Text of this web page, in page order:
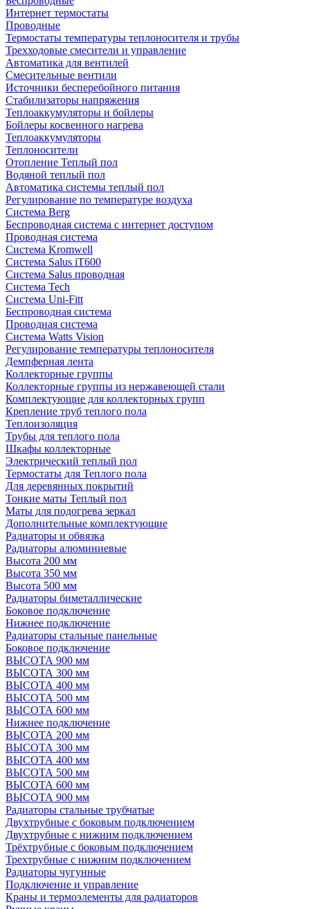
Интернет термостаты
Проводные
Термостаты температуры теплоносителя и трубы
Трехходовые смесители и управление
Автоматика для вентилей
Смесительные вентили
Источники бесперебойного питания
Стабилизаторы напряжения
Теплоаккумуляторы и бойлеры
Бойлеры косвенного нагрева
Теплоаккумуляторы
Теплоносители
Отопление Теплый пол
Водяной теплый пол
Автоматика системы теплый пол
Регулирование по температуре воздуха
Система Berg
Беспроводная система с интернет доступом
Проводная система
Система Kromwell
Система Salus iT600
Система Salus проводная
Система Tech
Система Uni-Fitt
Беспроводная система
Проводная система
Система Watts Vision
Регулирование температуры теплоносителя
Демпферная лента
Коллекторные группы
Коллекторные группы из нержавеющей стали
Комплектующие для коллекторных групп
Крепление труб теплого пола
Теплоизоляция
Трубы для теплого пола
Шкафы коллекторные
Электрический теплый пол
Термостаты для Теплого пола
Для деревянных покрытий
Тонкие маты Теплый пол
Маты для подогрева зеркал
Дополнительные комплектующие
Радиаторы и обвязка
Радиаторы алюминиевые
Высота 200 мм
Высота 350 мм
Высота 500 мм
Радиаторы биметаллические
Боковое подключение
Нижнее подключение
Радиаторы стальные панельные
Боковое подключение
ВЫСОТА 900 мм
ВЫСОТА 300 мм
ВЫСОТА 400 мм
ВЫСОТА 500 мм
ВЫСОТА 600 мм
Нижнее подключение
ВЫСОТА 200 мм
ВЫСОТА 300 мм
ВЫСОТА 400 мм
ВЫСОТА 500 мм
ВЫСОТА 600 мм
ВЫСОТА 900 мм
Радиаторы стальные трубчатые
Двухтрубные с боковым подключением
Двухтрубные с нижним подключением
Трёхтрубные с боковым подключением
Трехтрубные с нижним подключением
Радиаторы чугунные
Подключение и управление
Краны и термоэлементы для радиаторов